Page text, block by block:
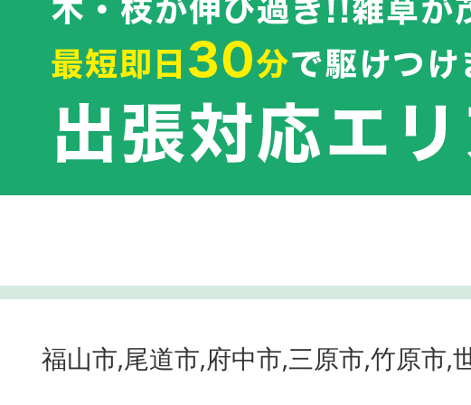
福山市,尾道市,府中市,三原市,竹原市,